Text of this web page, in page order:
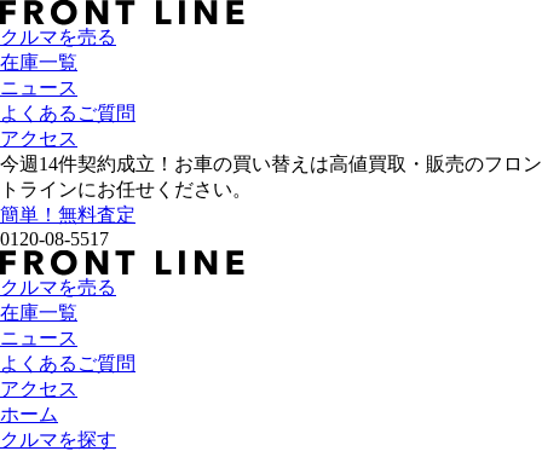
クルマを売る
在庫一覧
ニュース
よくあるご質問
アクセス
今週 14件契約成立！お車の買い替えは高値買取・販売のフロン
トラインにお任せください。
簡単！無料査定
0120-08-5517
クルマを売る
在庫一覧
ニュース
よくあるご質問
アクセス
ホーム
クルマを探す